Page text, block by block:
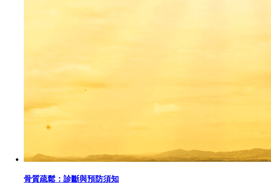
骨質疏鬆：診斷與預防須知